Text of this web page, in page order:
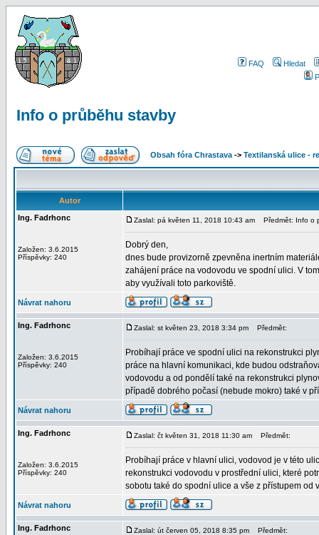
FAQ
Hledat
Info o průběhu stavby
Obsah fóra Chrastava -> Textilanská ulice -
Autor
Ing. Fadrhonc
Založen: 3.6.2015
Příspěvky: 240
Zaslal: pá květen 11, 2018 10:43 am Předmět: Info o
Dobrý den,
dnes bude provizorně zpevněna inertním
zahájení práce na vodovodu ve spodní ulici. V
aby využívali toto parkoviště.
Návrat nahoru
Ing. Fadrhonc
Založen: 3.6.2015
Příspěvky: 240
Zaslal: st květen 23, 2018 3:34 pm Předmět:
Probíhají práce ve spodní ulici na rekonstrukci
práce na hlavní komunikaci, kde budou
vodovodu a od pondělí také na rekonstrukci
případě dobrého počasí (nebude mokro) také v
Návrat nahoru
Ing. Fadrhonc
Založen: 3.6.2015
Příspěvky: 240
Zaslal: čt květen 31, 2018 11:30 am Předmět:
Probíhají práce v hlavní ulici, vodovod je v této
rekonstrukci vodovodu v prostřední ulici, které
sobotu také do spodní ulice a vše z přístupem od
Návrat nahoru
Ing. Fadrhonc Zaslal: út červen 05, 2018 8:35 pm Předmět: